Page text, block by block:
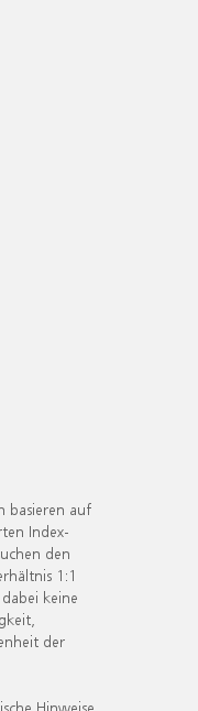
basieren auf
Index-
den
1:1
keine
der